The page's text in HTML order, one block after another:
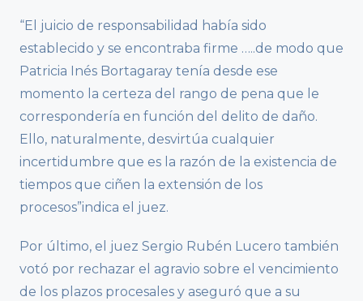
“El juicio de responsabilidad había sido
establecido y se encontraba firme …..de modo que
Patricia Inés Bortagaray tenía desde ese
momento la certeza del rango de pena que le
correspondería en función del delito de daño.
Ello, naturalmente, desvirtúa cualquier
incertidumbre que es la razón de la existencia de
tiempos que ciñen la extensión de los
procesos”indica el juez.
Por último, el juez Sergio Rubén Lucero también
votó por rechazar el agravio sobre el vencimiento
de los plazos procesales y aseguró que a su